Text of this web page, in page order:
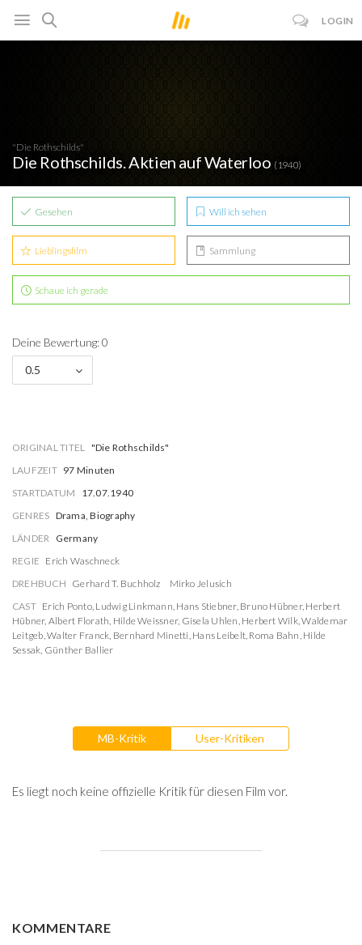
LOGIN
"Die Rothschilds"
Die Rothschilds. Aktien auf Waterloo (1940)
Gesehen Will ich sehen
Lieblingsfilm Sammlung
Schaue ich gerade
Deine Bewertung: 0
0.5
ORIGINAL TITEL "Die Rothschilds"
LAUFZEIT 97 Minuten
STARTDATUM
17.07.1940
GENRES Drama, Biography
LÄNDER Germany
REGIE Erich Waschneck
DREHBUCH Gerhard T. Buchholz
Mirko Jelusich
CAST Erich Ponto, Ludwig Linkmann, Hans Stiebner, Bruno Hübner, Herbert
Hübner, Albert Florath, Hilde Weissner, Gisela Uhlen, Herbert Wilk,Waldemar
Leitgeb,Walter Franck, Bernhard Minetti, Hans Leibelt, Roma Bahn, Hilde
Sessak, Günther Ballier
MB-Kritik User-Kritiken
Es liegt noch keine offizielle Kritik für diesen Film vor.
KOMMENTARE